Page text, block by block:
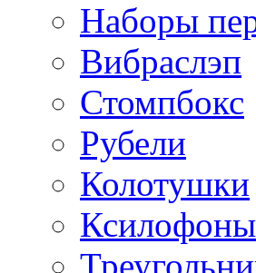
Наборы
Вибраслэп
Стомпбокс
Рубели
Колотушки
Ксилофоны